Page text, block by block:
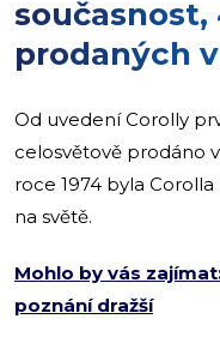
současnost,
prodaných
Od uvedení Corolly
celosvětově prodáno
roce 1974 byla
na světě.
Mohlo by vás
poznání dražší